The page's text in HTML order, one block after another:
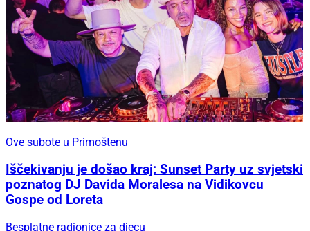
Ove subote u Primoštenu
Iščekivanju je došao kraj: Sunset Party uz svjetski
poznatog DJ Davida Moralesa na Vidikovcu
Gospe od Loreta
Besplatne radionice za djecu